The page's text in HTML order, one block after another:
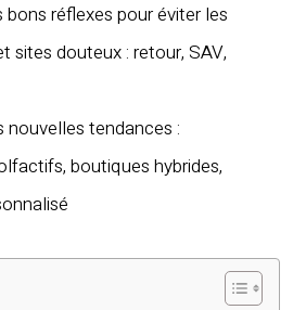
réflexes pour éviter les
sites douteux : retour, SAV,
nouvelles tendances :
boutiques hybrides,